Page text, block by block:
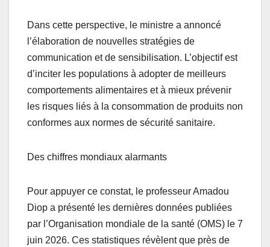
Dans cette perspective, le ministre a annoncé
l’élaboration de nouvelles stratégies de
communication et de sensibilisation. L’objectif est
d’inciter les populations à adopter de meilleurs
comportements alimentaires et à mieux prévenir
les risques liés à la consommation de produits non
conformes aux normes de sécurité sanitaire.
Des chiffres mondiaux alarmants
Pour appuyer ce constat, le professeur Amadou
Diop a présenté les dernières données publiées
par l’Organisation mondiale de la santé (OMS) le 7
juin 2026. Ces statistiques révèlent que près de